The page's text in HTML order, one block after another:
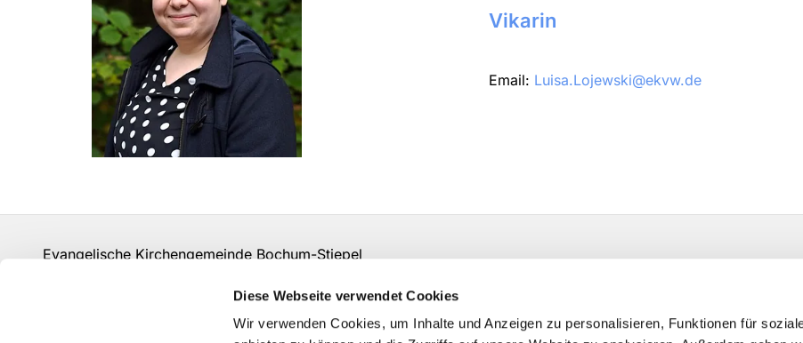
Diese Webseite verwendet Cookies
Wir verwenden Cookies, um Inhalte und Anzeigen zu personalisieren, Funktionen für
Vikarin
Email: Luisa.Lojewski@ekvw.de
Evangelische Kirchengemeinde Bochum-Stiepel
bo-kg-stiepel@ekvw.de